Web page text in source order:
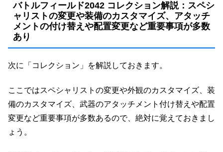
バトルフィールド2042 コレクション解説：スペシ
ャリストの変更や装備のカスタマイズ、アタッチ
メントの付け替えや配置変更など重要事項が多数
あり
次に「コレクション」を解説しておきます。
ここではスペシャリストの変更や外観のカスタマイズ、装
備のカスタマイズ、武器のアタッチメント付け替えや配置
変更など重要事項が多数あるので、絶対に覚えておきまし
ょう。